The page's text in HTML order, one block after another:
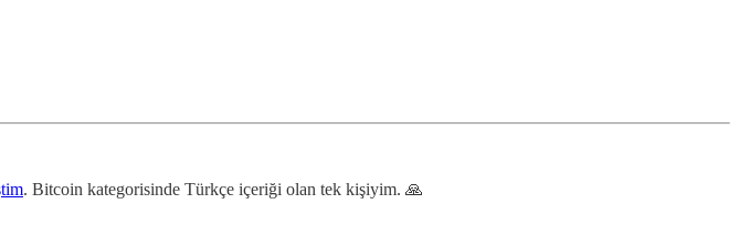
. Bitcoin kategorisinde Türkçe içeriği olan tek kişiyim. 🙏